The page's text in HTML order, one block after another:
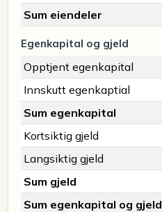
Sum eiendeler
Egenkapital og gjeld
Opptjent egenkapital
Innskutt egenkaptial
Sum egenkapital
Kortsiktig gjeld
Langsiktig gjeld
Sum gjeld
Sum egenkapital og gjeld